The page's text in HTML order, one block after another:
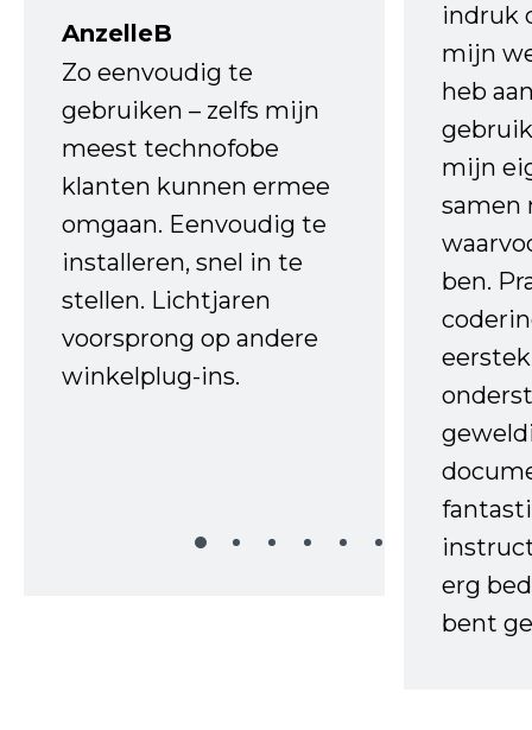
AnzelleB
Zo eenvoudig te
gebruiken – zelfs mijn
meest technofobe
klanten kunnen ermee
omgaan. Eenvoudig te
installeren, snel in te
stellen. Lichtjaren
voorsprong op andere
winkelplug-ins.
indruk
mijn
heb
mijn
samen
ben.
erg
bent